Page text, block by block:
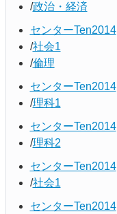
政治・経済
センターTen2014
社会1
倫理
センターTen2014
理科1
センターTen2014
理科2
センターTen2014
社会1
センターTen2014